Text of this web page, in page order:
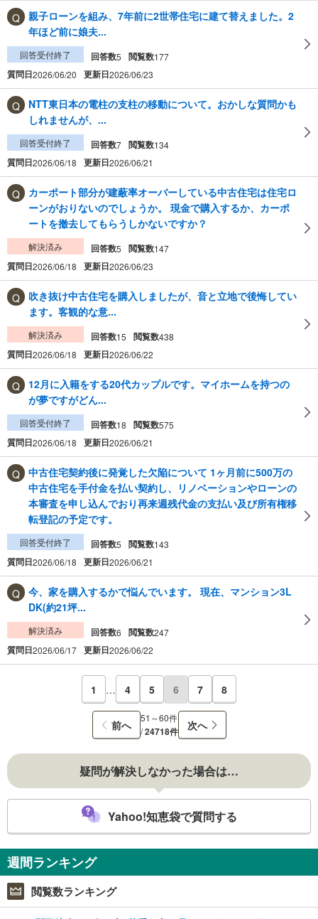
親子ローンを組み、7年前に2世帯住宅に建て替えました。2
年ほど前に娘夫...
回答受付終了 回答数5 閲覧数177
質問日2026/06/20 更新日2026/06/23
NTT東日本の電柱の支柱の移動について。おかしな質問かも
しれませんが、...
回答受付終了 回答数7 閲覧数134
質問日2026/06/18 更新日2026/06/21
カーポート部分が建蔽率オーバーしている中古住宅は住宅ロ
ーンがおりないのでしょうか。 現金で購入するか、カーポ
ートを撤去してもらうしかないですか？
解決済み 回答数5 閲覧数147
質問日2026/06/18 更新日2026/06/23
吹き抜け中古住宅を購入しましたが、音と立地で後悔してい
ます。客観的な意...
解決済み 回答数15 閲覧数438
質問日2026/06/18 更新日2026/06/22
12月に入籍をする20代カップルです。マイホームを持つの
が夢ですがどん...
回答受付終了 回答数18 閲覧数575
質問日2026/06/18 更新日2026/06/21
中古住宅契約後に発覚した欠陥について 1ヶ月前に500万の
中古住宅を手付金を払い契約し、リノベーションやローンの
本審査を申し込んでおり再来週残代金の支払い及び所有権移
転登記の予定です。
回答受付終了 回答数5 閲覧数143
質問日2026/06/18 更新日2026/06/21
今、家を購入するかで悩んでいます。 現在、マンション3L
DK(約21坪...
解決済み 回答数6 閲覧数247
質問日2026/06/17 更新日2026/06/22
1 … 4 5 6 7 8
前へ
51～60件
/24718件 次へ
疑問が解決しなかった場合は…
Yahoo!知恵袋で質問する
週間ランキング
閲覧数ランキング